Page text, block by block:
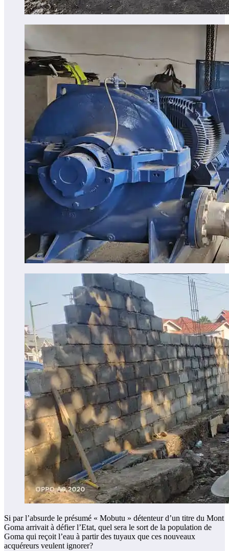
Si par l’absurde le présumé « Mobutu » détenteur d’un titre du Mont
Goma arrivait à défier l’Etat, quel sera le sort de la population de
Goma qui reçoit l’eau à partir des tuyaux que ces nouveaux
acquéreurs veulent ignorer?